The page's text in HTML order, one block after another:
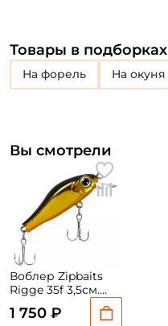
Товары в подборках
на форель на окуня
Вы смотрели
Воблер Zipbaits
Rigge 35f 3,5см.
2гр. #050R до 0,8м.
floating
1 750 ₽